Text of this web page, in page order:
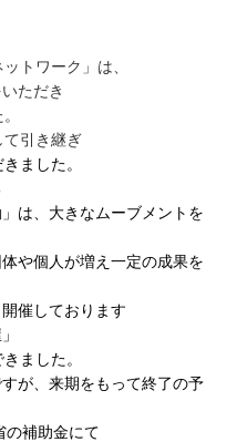
トワーク」は、
ただき
引き継ぎ
ました。
は、 大きなムーブメントを
や個人が増え一定の成果を
催しております
ました。
が、来期をもって終了の予
の補助金にて